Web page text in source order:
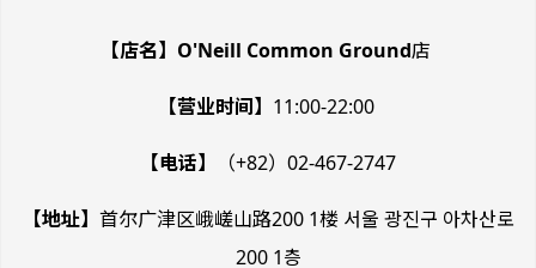
【店名】O'Neill Common Ground店
【营业时间】 11:00-22:00
【电话】 （+82）02-467-2747
【地址】 首尔广津区峨嵯山路200 1楼 서울 광진구 아차산로
200 1층